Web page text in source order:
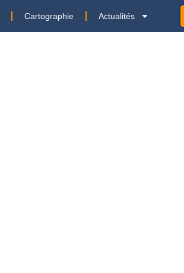
Cartographie Actualités